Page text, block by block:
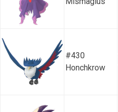
#430
Honchkrow